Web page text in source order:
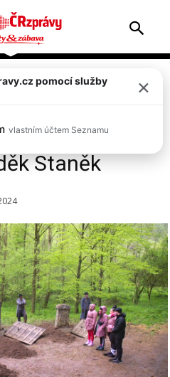
soutěžící
4.
Staněk
pomocí služby
×
vlastním účtem Seznamu